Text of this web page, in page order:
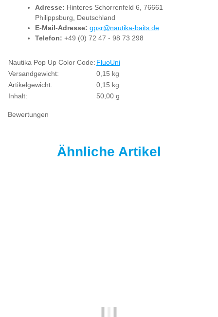
Adresse: Hinteres Schorrenfeld 6, 76661
Philippsburg, Deutschland
E-Mail-Adresse: gpsr@nautika-baits.de
Telefon: +49 (0) 72 47 - 98 73 298
Produkteigenschaft
Wert
Nautika Pop Up Color Code: FluoUni
Versandgewicht:
0,15 kg
Artikelgewicht:
0,15 kg
Inhalt:
50,00 g
Bewertungen
Ähnliche Artikel